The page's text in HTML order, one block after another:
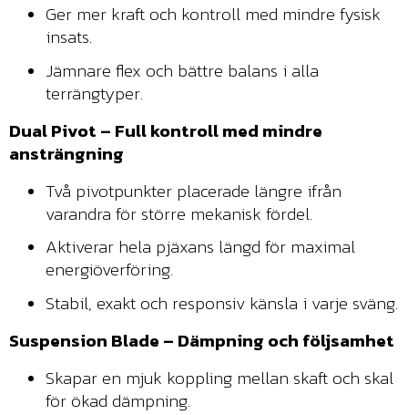
Ger mer kraft och kontroll med mindre fysisk
insats.
Jämnare flex och bättre balans i alla
terrängtyper.
Dual Pivot – Full kontroll med mindre
ansträngning
Två pivotpunkter placerade längre ifrån
varandra för större mekanisk fördel.
Aktiverar hela pjäxans längd för maximal
energiöverföring.
Stabil, exakt och responsiv känsla i varje sväng.
Suspension Blade – Dämpning och följsamhet
Skapar en mjuk koppling mellan skaft och skal
för ökad dämpning.